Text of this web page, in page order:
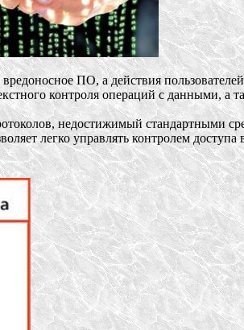
ПО, а действия пользователей
контроля операций с данными, а
недостижимый стандартными
легко управлять контролем